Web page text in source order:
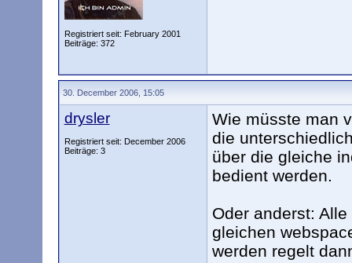
Registriert seit: February 2001
Beiträge: 372
30. December 2006, 15:05
drysler
Registriert seit: December 2006
Beiträge: 3
Wie müsste man
die
über die gleiche
bedient werden.
Oder anderst:
gleichen
werden regelt